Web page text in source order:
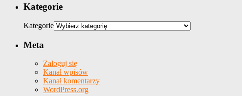
Kategorie
Kategorie
Meta
Zaloguj się
Kanał wpisów
Kanał komentarzy
WordPress.org